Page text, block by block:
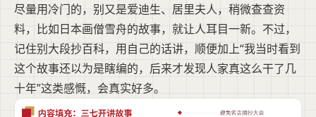
尽量用冷门的，别又是爱迪生、居里夫人，稍微查查资
料，比如日本画僧雪舟的故事，就让人耳目一新。不过，
记住别大段抄百科，用自己的话讲，顺便加上“我当时看到
这个故事还以为是瞎编的，后来才发现人家真这么干了几
十年”这类感慨，会真实好多。